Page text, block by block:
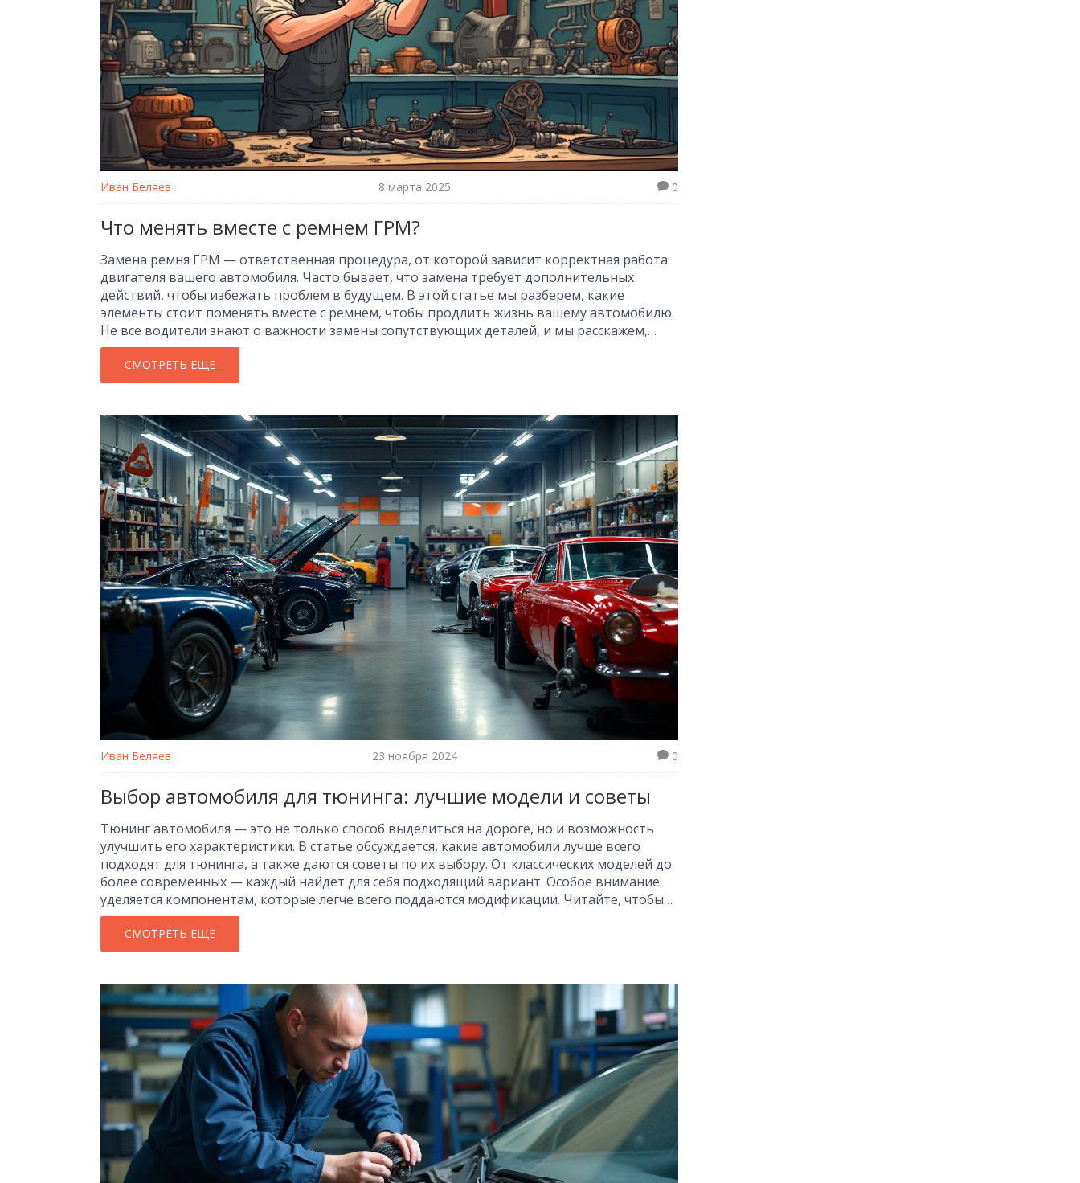
Иван Беляев 8 марта 2025 0
Что менять вместе с ремнем ГРМ?
Замена ремня ГРМ — ответственная процедура, от которой зависит корректная работа
двигателя вашего автомобиля. Часто бывает, что замена требует дополнительных
действий, чтобы избежать проблем в будущем. В этой статье мы разберем, какие
элементы стоит поменять вместе с ремнем, чтобы продлить жизнь вашему автомобилю.
Не все водители знают о важности замены сопутствующих деталей, и мы расскажем,
почему это так важно.
СМОТРЕТЬ ЕЩЕ
Иван Беляев 23 ноября 2024 0
Выбор автомобиля для тюнинга: лучшие модели и советы
Тюнинг автомобиля — это не только способ выделиться на дороге, но и возможность
улучшить его характеристики. В статье обсуждается, какие автомобили лучше всего
подходят для тюнинга, а также даются советы по их выбору. От классических моделей до
более современных — каждый найдет для себя подходящий вариант. Особое внимание
уделяется компонентам, которые легче всего поддаются модификации. Читайте, чтобы
выбрать автомобиль, который станет идеальной основой для вашего будущего проекта.
СМОТРЕТЬ ЕЩЕ